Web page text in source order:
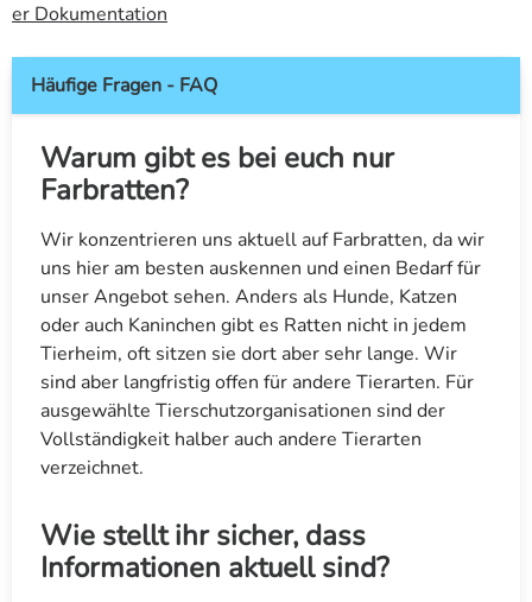
er Dokumentation
Häufige Fragen - FAQ
Warum gibt es bei euch nur
Farbratten?
Wir konzentrieren uns aktuell auf Farbratten, da wir
uns hier am besten auskennen und einen Bedarf für
unser Angebot sehen. Anders als Hunde, Katzen
oder auch Kaninchen gibt es Ratten nicht in jedem
Tierheim, oft sitzen sie dort aber sehr lange. Wir
sind aber langfristig offen für andere Tierarten. Für
ausgewählte Tierschutzorganisationen sind der
Vollständigkeit halber auch andere Tierarten
verzeichnet.
Wie stellt ihr sicher, dass
Informationen aktuell sind?